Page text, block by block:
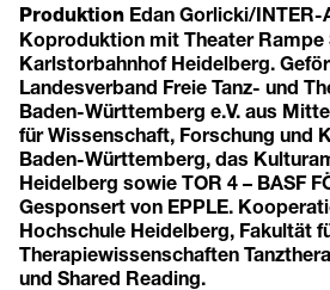
Produktion Edan Gorlicki/INTER-
Koproduktion mit Theater Rampe
Karlstorbahnhof Heidelberg.
Landesverband Freie Tanz- und
Baden-Württemberg e.V. aus
für Wissenschaft, Forschung und
Baden-Württemberg, das
Heidelberg sowie TOR 4 – BASF
Gesponsert von EPPLE.
Hochschule Heidelberg, Fakultät
Therapiewissenschaften
und Shared Reading.